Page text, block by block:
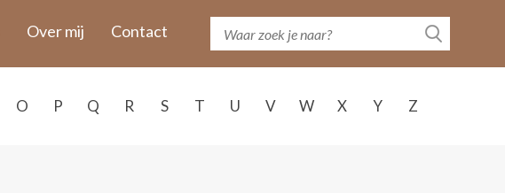
Over mij Contact
O P Q R S T U V W X Y Z